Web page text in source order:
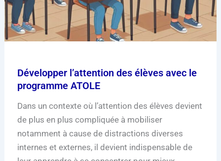
Développer l’attention des élèves avec le
programme ATOLE
Dans un contexte où l’attention des élèves devient
de plus en plus compliquée à mobiliser
notamment à cause de distractions diverses
internes et externes, il devient indispensable de